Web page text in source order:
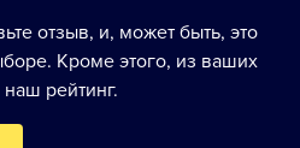
отзыв, и, может быть, это
Кроме этого, из ваших
рейтинг.